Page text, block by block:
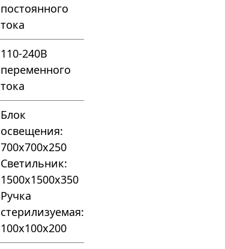
постоянного
тока
110-240В
переменного
тока
Блок
освещения:
700х700х250
Светильник:
1500х1500х350
Ручка
стерилизуемая:
100х100х200